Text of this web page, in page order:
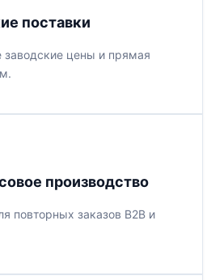
поставки
заводские цены и прямая
производство
повторных заказов B2B и